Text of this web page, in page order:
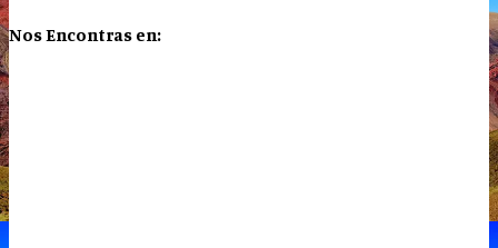
Nos Encontras en: